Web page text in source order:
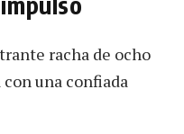
racha de ocho
una confiada